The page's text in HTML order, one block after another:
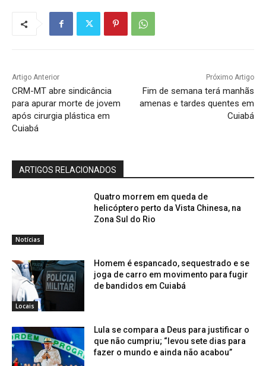
Artigo Anterior
CRM-MT abre sindicância
para apurar morte de jovem
após cirurgia plástica em
Cuiabá
Próximo Artigo
Fim de semana terá manhãs
amenas e tardes quentes em
Cuiabá
ARTIGOS RELACIONADOS
Notícias
Quatro morrem em queda de
helicóptero perto da Vista Chinesa, na
Zona Sul do Rio
Locais
Homem é espancado, sequestrado e se
joga de carro em movimento para fugir
de bandidos em Cuiabá
Lula se compara a Deus para justificar o
que não cumpriu; “levou sete dias para
fazer o mundo e ainda não acabou”